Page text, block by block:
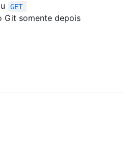
GET
Git somente depois